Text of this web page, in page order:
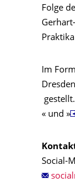
Folge
Im
« und »
Social-